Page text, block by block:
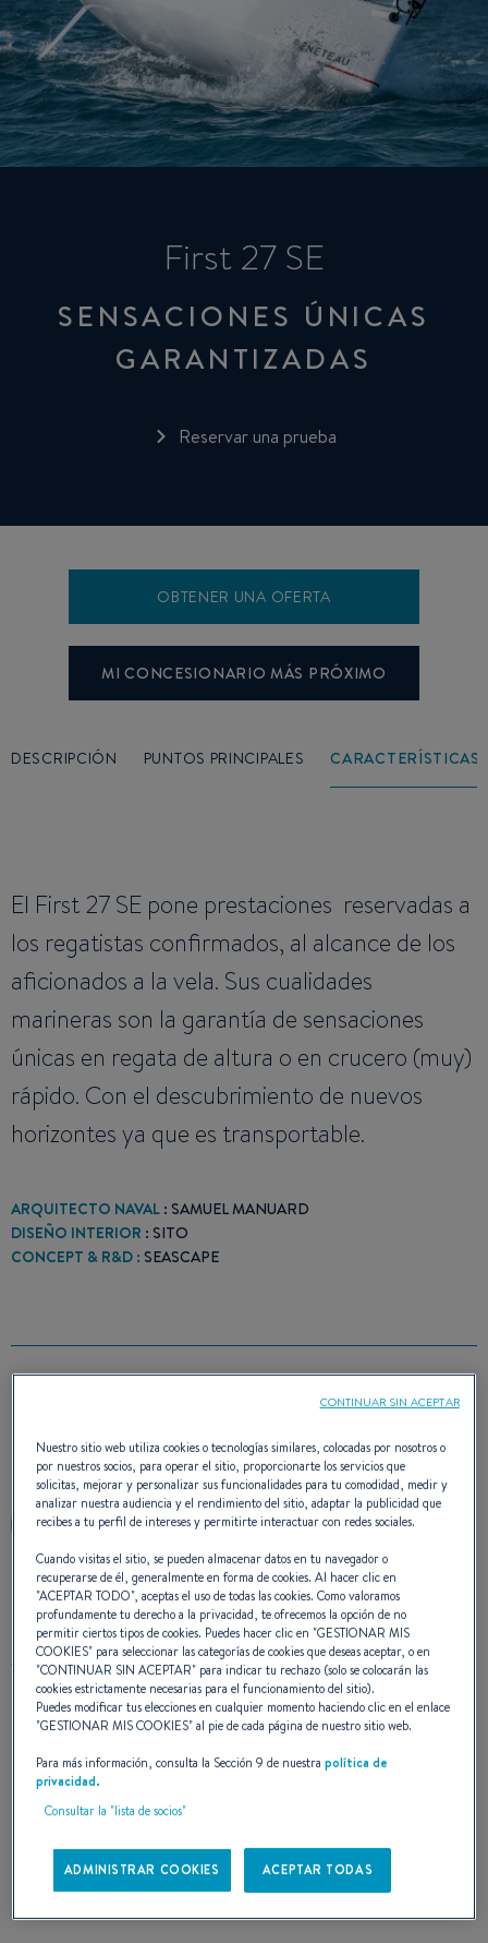
First 27 SE
SENSACIONES ÚNICAS
GARANTIZADAS
Reservar una prueba
OBTENER UNA OFERTA
MI CONCESIONARIO MÁS PRÓXIMO
DESCRIPCIÓN PUNTOS PRINCIPALES CARACTERÍSTICAS
El First 27 SE pone prestaciones reservadas a
los regatistas confirmados, al alcance de los
aficionados a la vela. Sus cualidades
marineras son la garantía de sensaciones
únicas en regata de altura o en crucero (muy)
rápido. Con el descubrimiento de nuevos
horizontes ya que es transportable.
ARQUITECTO NAVAL : SAMUEL MANUARD
DISEÑO INTERIOR : SITO
CONCEPT & R&D : SEASCAPE
SAILING EXPERIENCIA
Nuestro sitio web utiliza cookies o tecnologías similares, colocadas por nosotros o
por nuestros socios, para operar el sitio, proporcionarte los servicios que
solicitas, mejorar y personalizar sus funcionalidades para tu comodidad, medir y
analizar nuestra audiencia y el rendimiento del sitio, adaptar la publicidad que
recibes a tu perfil de intereses y permitirte interactuar con redes sociales.
Cuando visitas el sitio, se pueden almacenar datos en tu navegador o
recuperarse de él, generalmente en forma de cookies. Al hacer clic en
"ACEPTAR TODO", aceptas el uso de todas las cookies. Como valoramos
profundamente tu derecho a la privacidad, te ofrecemos la opción de no
permitir ciertos tipos de cookies. Puedes hacer clic en "GESTIONAR MIS
COOKIES" para seleccionar las categorías de cookies que deseas aceptar, o en
"CONTINUAR SIN ACEPTAR" para indicar tu rechazo (solo se colocarán las
cookies estrictamente necesarias para el funcionamiento del sitio).
Puedes modificar tus elecciones en cualquier momento haciendo clic en el enlace
"GESTIONAR MIS COOKIES" al pie de cada página de nuestro sitio web.
Para más información, consulta la Sección 9 de nuestrapolítica de
privacidad.
Consultar la "lista de socios"
ADMINISTRAR COOKIES ACEPTAR TODAS
CONTINUAR SIN ACEPTAR